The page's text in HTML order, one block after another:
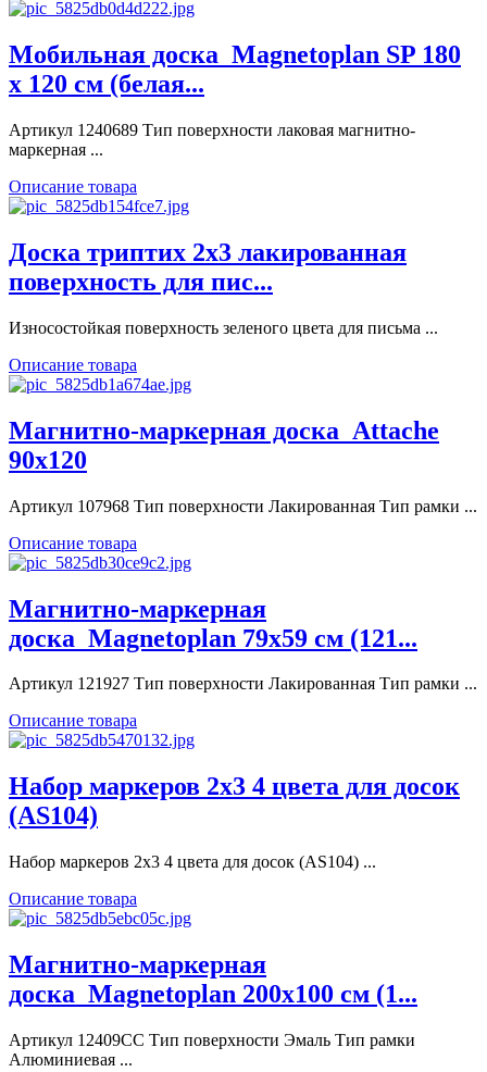
Мобильная доска_Magnetoplan SP 180
x 120 см (белая...
Артикул 1240689 Тип поверхности лаковая магнитно-
маркерная ...
Описание товара
Доска триптих 2х3 лакированная
поверхность для пис...
Износостойкая поверхность зеленого цвета для письма ...
Описание товара
Магнитно-маркерная доска_Attache
90x120
Артикул 107968 Тип поверхности Лакированная Тип рамки ...
Описание товара
Магнитно-маркерная
доска_Magnetoplan 79x59 см (121...
Артикул 121927 Тип поверхности Лакированная Тип рамки ...
Описание товара
Набор маркеров 2х3 4 цвета для досок
(AS104)
Набор маркеров 2х3 4 цвета для досок (AS104) ...
Описание товара
Магнитно-маркерная
доска_Magnetoplan 200x100 см (1...
Артикул 12409CC Тип поверхности Эмаль Тип рамки
Алюминиевая ...